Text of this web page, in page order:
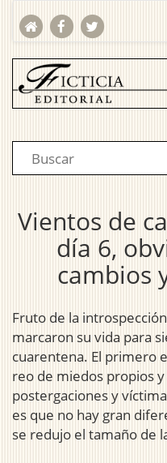
Vientos de
día 6,
cambios
Fruto de la
marcaron su vida para
cuarentena. El primero
reo de miedos propios
postergaciones y
es que no hay gran
se redujo el tamaño de